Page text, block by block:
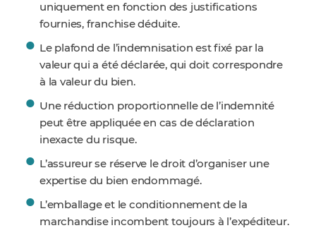
uniquement en fonction des justifications
fournies, franchise déduite.
Le plafond de l’indemnisation est fixé par la
valeur qui a été déclarée, qui doit correspondre
à la valeur du bien.
Une réduction proportionnelle de l’indemnité
peut être appliquée en cas de déclaration
inexacte du risque.
L’assureur se réserve le droit d’organiser une
expertise du bien endommagé.
L’emballage et le conditionnement de la
marchandise incombent toujours à l’expéditeur.